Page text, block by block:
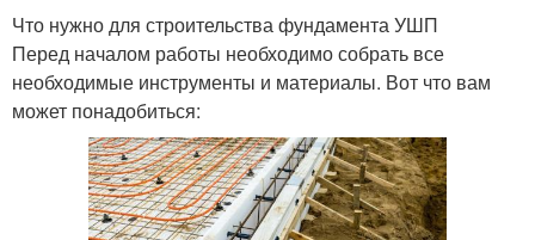
Что нужно для строительства фундамента УШП
Перед началом работы необходимо собрать все
необходимые инструменты и материалы. Вот что вам
может понадобиться: